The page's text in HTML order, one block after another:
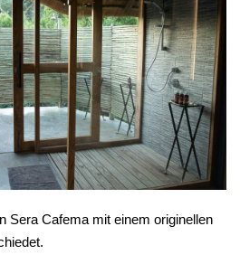
Sera Cafema mit einem originellen